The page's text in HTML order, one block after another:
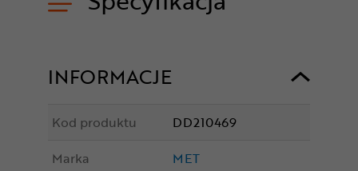
INFORMACJE
Kod produktu
DD210469
Marka
MET